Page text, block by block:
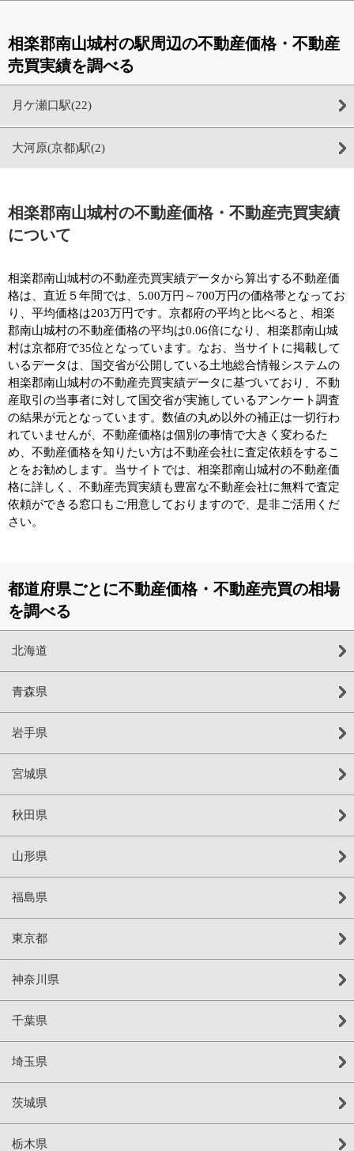
相楽郡南山城村の駅周辺の不動産価格・不動産
売買実績を調べる
月ケ瀬口駅(22)
大河原(京都)駅(2)
相楽郡南山城村の不動産価格・不動産売買実績
について
相楽郡南山城村の不動産売買実績データから算出する不動産価
格は、直近５年間では、5.00万円～700万円の価格帯となってお
り、平均価格は203万円です。京都府の平均と比べると、相楽
郡南山城村の不動産価格の平均は0.06倍になり、相楽郡南山城
村は京都府で35位となっています。なお、当サイトに掲載して
いるデータは、国交省が公開している土地総合情報システムの
相楽郡南山城村の不動産売買実績データに基づいており、不動
産取引の当事者に対して国交省が実施しているアンケート調査
の結果が元となっています。数値の丸め以外の補正は一切行わ
れていませんが、不動産価格は個別の事情で大きく変わるた
め、不動産価格を知りたい方は不動産会社に査定依頼をするこ
とをお勧めします。当サイトでは、相楽郡南山城村の不動産価
格に詳しく、不動産売買実績も豊富な不動産会社に無料で査定
依頼ができる窓口もご用意しておりますので、是非ご活用くだ
さい。
都道府県ごとに不動産価格・不動産売買の相場
を調べる
北海道
青森県
岩手県
宮城県
秋田県
山形県
福島県
東京都
神奈川県
千葉県
埼玉県
茨城県
栃木県